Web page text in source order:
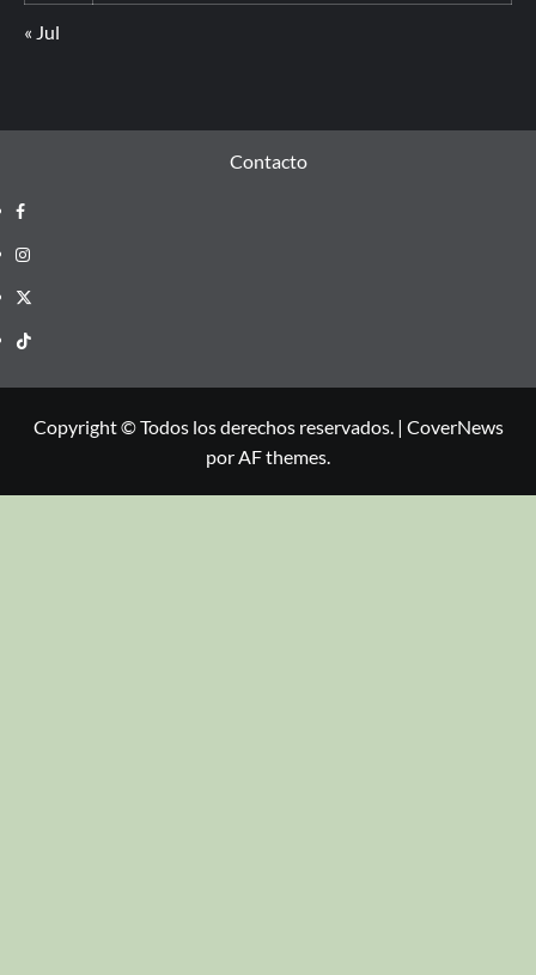
« Jul
Contacto
Copyright © Todos los derechos reservados. | CoverNews
por AF themes.